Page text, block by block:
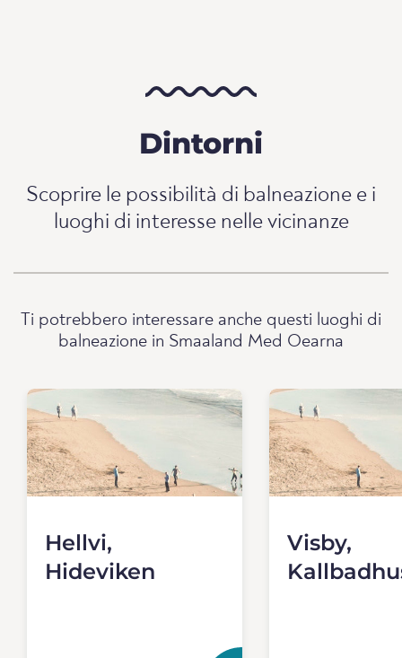
Dintorni
Scoprire le possibilità di balneazione e i
luoghi di interesse nelle vicinanze
Ti potrebbero interessare anche questi luoghi di
balneazione in Smaaland Med Oearna
Hellvi,
Hideviken
Visby,